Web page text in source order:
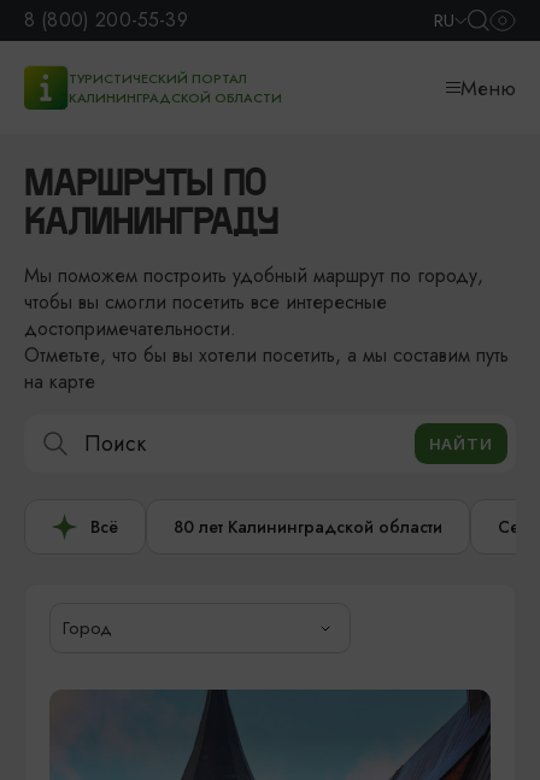
8 (800) 200-55-39 RU
ТУРИСТИЧЕСКИЙ ПОРТАЛ
КАЛИНИНГРАДСКОЙ ОБЛАСТИ
Меню
МАРШРУТЫ ПО
КАЛИНИНГРАДУ
Мы поможем построить удобный маршрут по городу,
чтобы вы смогли посетить все интересные
достопримечательности.
Отметьте, что бы вы хотели посетить, а мы составим путь
на карте
Всё 80 лет Калининградской области
Город